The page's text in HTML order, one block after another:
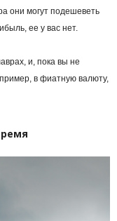
они могут подешеветь
ее у вас нет.
и, пока вы не
в фиатную валюту,